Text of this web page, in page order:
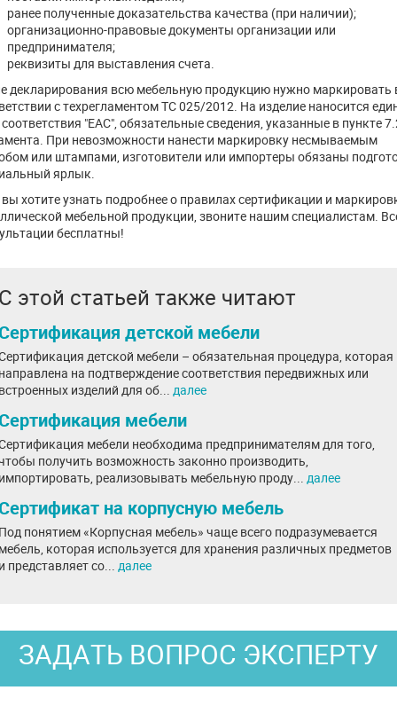
ранее полученные доказательства качества (при наличии);
организационно-правовые документы организации или
предпринимателя;
реквизиты для выставления счета.
декларирования всю мебельную продукцию нужно маркировать
с техрегламентом ТС 025/2012. На изделие наносится
"ЕАС", обязательные сведения, указанные в пункте
При невозможности нанести маркировку несмываемым
или штампами, изготовители или импортеры обязаны
ярлык.
хотите узнать подробнее о правилах сертификации и
мебельной продукции, звоните нашим специалистам.
бесплатны!
этой статьей также читают
детской мебели
детской мебели – обязательная процедура, которая
на подтверждение соответствия передвижных или
изделий для об... далее
мебели
мебели необходима предпринимателям для того,
получить возможность законно производить,
реализовывать мебельную проду... далее
на корпусную мебель
понятием «Корпусная мебель» чаще всего подразумевается
которая используется для хранения различных предметов
представляет со... далее
ЗАДАТЬ ВОПРОС ЭКСПЕРТУ